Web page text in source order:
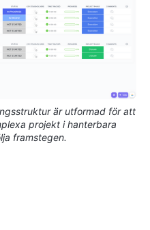
är utformad för att
projekt i hanterbara
framstegen.